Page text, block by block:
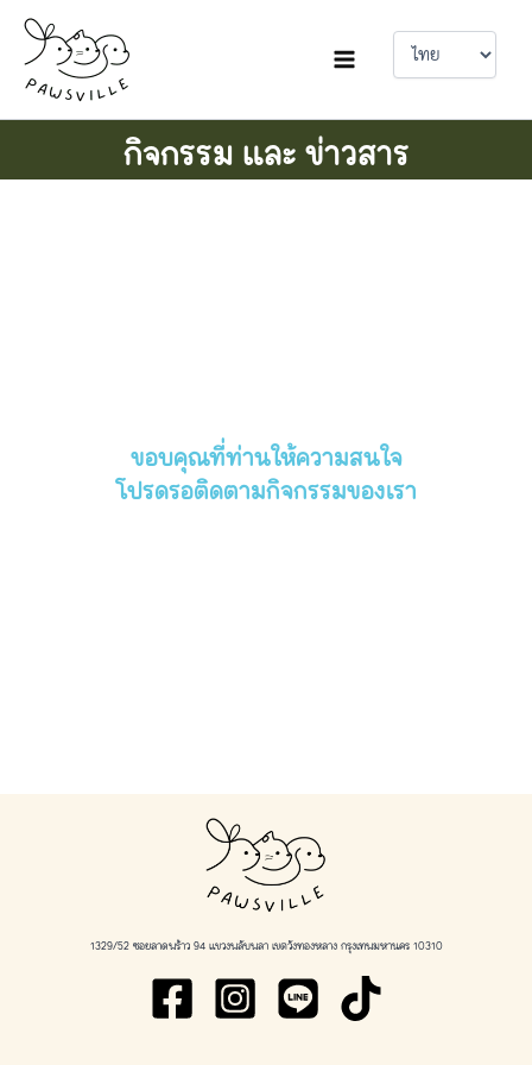
content
a
language
กิจกรรม และ ข่าวสาร
ขอบคุณที่ท่านให้ความสนใจ
โปรดรอติดตามกิจกรรมของเรา
1329/52 ซอยลาดพร้าว 94 แขวงพลับพลา เขตวังทองหลาง กรุงเทพมหานคร 10310